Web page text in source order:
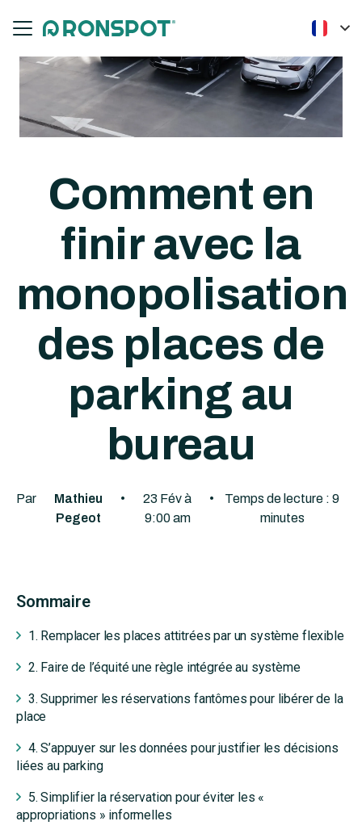
Comment en
finir avec la
monopolisation
des places de
parking au
bureau
Par
Mathieu
Pegeot
•
23 Fév à
9:00 am
• Temps de lecture : 9
minutes
Sommaire
1. Remplacer les places attitrées par un système flexible
2. Faire de l’équité une règle intégrée au système
3. Supprimer les réservations fantômes pour libérer de la
place
4. S’appuyer sur les données pour justifier les décisions
liées au parking
5. Simplifier la réservation pour éviter les «
appropriations » informelles